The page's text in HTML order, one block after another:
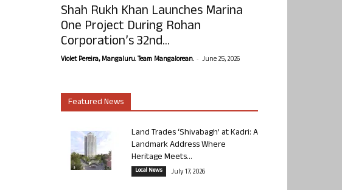
Shah Rukh Khan Launches Marina
One Project During Rohan
Corporation’s 32nd...
Violet Pereira, Mangaluru. Team Mangalorean. - June 25, 2026
Featured News
Land Trades ‘Shivabagh’ at Kadri: A
Landmark Address Where
Heritage Meets...
Local News July 17, 2026